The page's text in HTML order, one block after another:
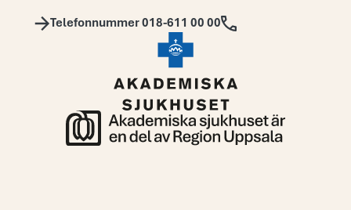
Telefon:
Telefonnummer 018-611 00 00